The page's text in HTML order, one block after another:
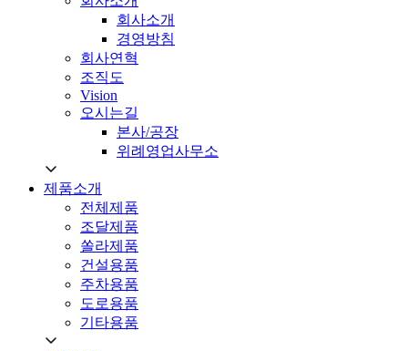
회사소개
경영방침
회사연혁
조직도
Vision
오시는길
본사/공장
위례영업사무소
제품소개
전체제품
조달제품
쏠라제품
건설용품
주차용품
도로용품
기타용품